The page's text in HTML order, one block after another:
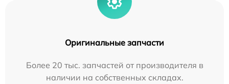
Оригинальные запчасти
Более 20 тыс. запчастей от производителя в
наличии на собственных складах.